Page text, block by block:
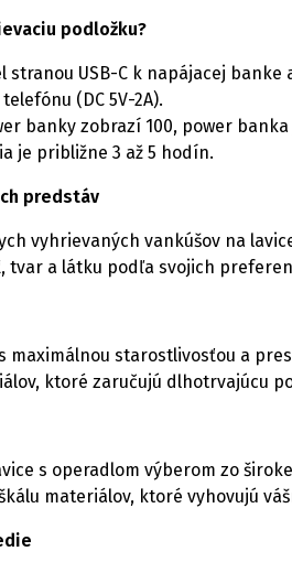
podložku?
stranou USB-C k napájacej
(DC 5V-2A).
banky zobrazí 100, power
je približne 3 až 5 hodín.
predstáv
vyhrievaných vankúšov na
tvar a látku podľa svojich
maximálnou starostlivosťou a
ktoré zaručujú dlhotrvajúcu
s operadlom výberom zo
materiálov, ktoré vyhovujú